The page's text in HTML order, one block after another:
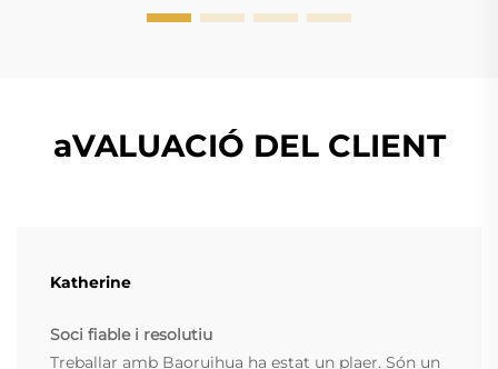
aVALUACIÓ DEL CLIENT
Katherine
Soci fiable i resolutiu
Treballar amb Baoruihua ha estat un plaer. Són un